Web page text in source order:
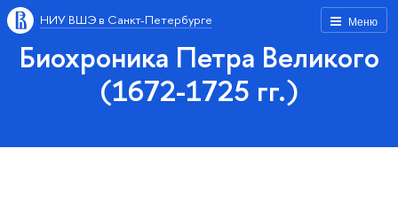
Меню
НИУ ВШЭ в Санкт-Петербурге
Биохроника Петра Великого
(1672-1725 гг.)